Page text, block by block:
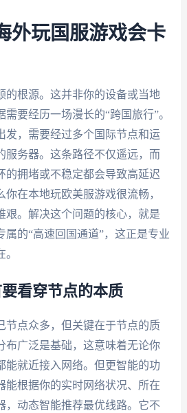
外玩国服游戏会卡
的根源。这并非你的设备或当地
要经历一场漫长的“跨国旅行”。
发，需要经过多个国际节点和运
服务器。这条路径不仅遥远，而
的拥堵或不稳定都会导致高延迟
在本地玩欧美服游戏很流畅，
艰。解决这个问题的核心，就是
属的“高速回国通道”，这正是专业
看穿节点的本质
节点众多，但关键在于节点的质
布广泛是基础，这意味着无论你
能就近接入网络。但更智能的功
能根据你的实时网络状况、所在
，动态智能推荐最优线路。它不